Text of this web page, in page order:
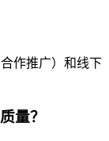
作推广）和线下
量？